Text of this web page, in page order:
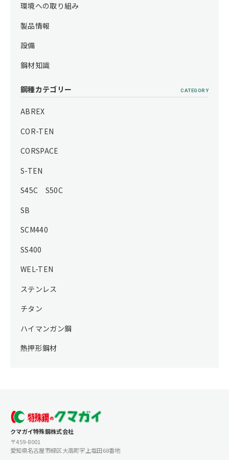
環境への取り組み
製品情報
設備
鋼材知識
鋼種カテゴリー CATEGORY
ABREX
COR-TEN
CORSPACE
S-TEN
S45C S50C
SB
SCM440
SS400
WEL-TEN
ステンレス
チタン
ハイマンガン鋼
熱押形鋼材
クマガイ特殊鋼株式会社
〒459-8001
愛知県名古屋市緑区大高町字上塩田68番地